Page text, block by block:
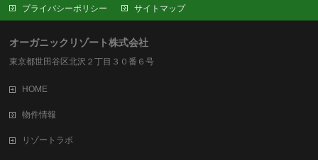
プライバシーポリシー サイトマップ
オーガニックリゾート株式会社
東京都世田谷区北沢２丁目３０番６号
HOME
物件情報
リゾートラボ